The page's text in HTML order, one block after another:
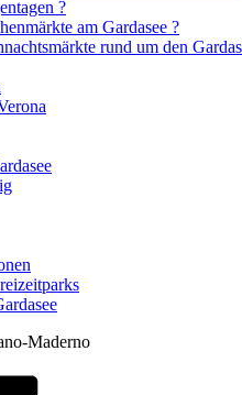
?
am Gardasee ?
rund um den